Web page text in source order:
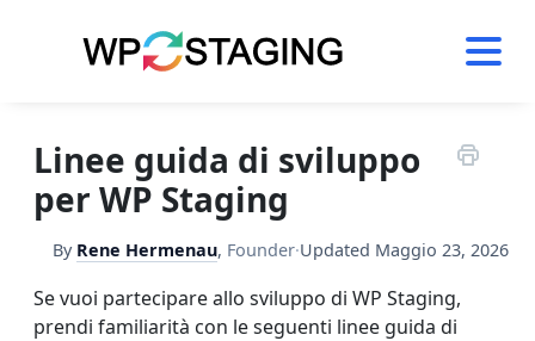
Linee guida di sviluppo
per WP Staging
By Rene Hermenau, Founder·Updated Maggio 23, 2026
Se vuoi partecipare allo sviluppo di WP Staging,
prendi familiarità con le seguenti linee guida di